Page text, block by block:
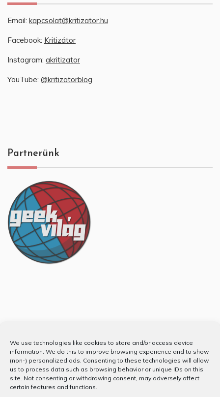
We use technologies like cookies to store and/or access device
information. We do this to improve browsing experience and to show
(non-) personalized ads. Consenting to these technologies will allow
us to process data such as browsing behavior or unique IDs on this
site. Not consenting or withdrawing consent, may adversely affect
certain features and functions.
Email: kapcsolat@kritizator.hu
Facebook: Kritizátor
Instagram: akritizator
YouTube: @kritizatorblog
Partnerünk
Partnerünk